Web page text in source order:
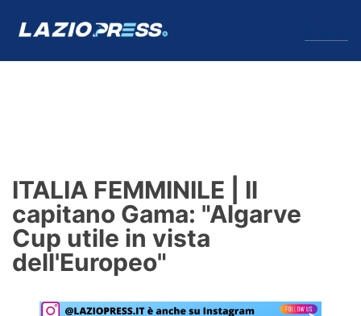
Formello
Infortuni
Primavera
Calciomercato
ITALIA FEMMINILE | Il
capitano Gama: "Algarve
Cup utile in vista
dell'Europeo"